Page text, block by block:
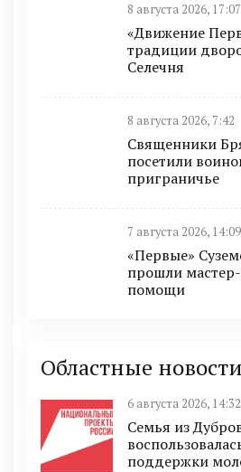
8 августа 2026, 17:07
«Движение
традиции
Селечня
8 августа 2026, 7:42
Священники
посетили
приграничье
7 августа 2026, 14:09
«Первые»
прошли
помощи
Областные новости
6 августа 2026, 14:32
Семья из
поддержки